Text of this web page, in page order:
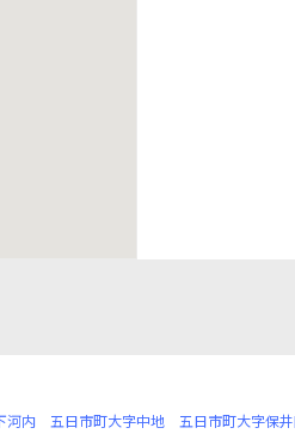
河内 五日市町大字中地 五日市町大字保